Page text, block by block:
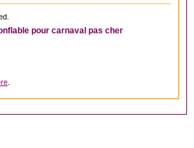
pour carnaval pas cher